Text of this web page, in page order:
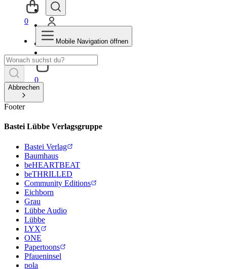
0
0
Mobile Navigation öffnen
Abbrechen
Footer
Bastei Lübbe Verlagsgruppe
Bastei Verlag
Baumhaus
beHEARTBEAT
beTHRILLED
Community Editions
Eichborn
Grau
Lübbe Audio
Lübbe
LYX
ONE
Papertoons
Pfaueninsel
pola